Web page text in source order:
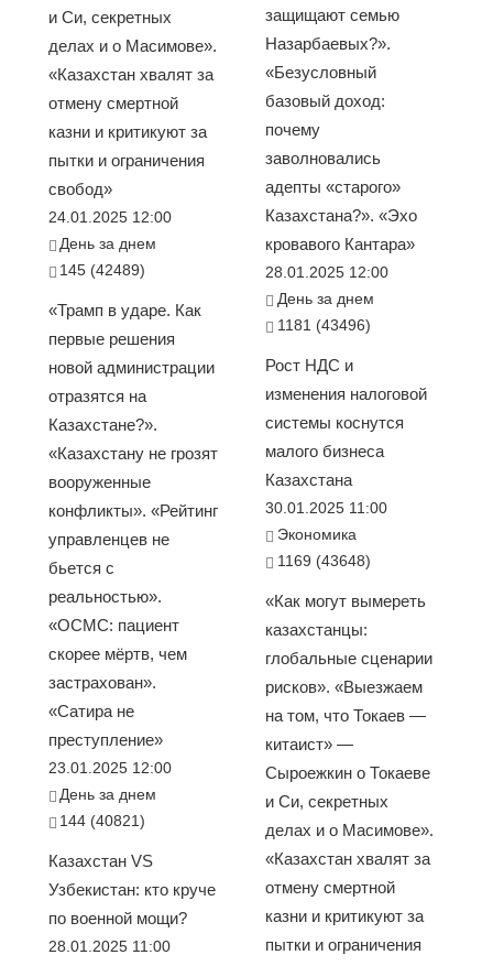
и Си, секретных
делах и о Масимове».
«Казахстан хвалят за
отмену смертной
казни и критикуют за
пытки и ограничения
свобод»
24.01.2025 12:00
День за днем
145 (42489)
«Трамп в ударе. Как
первые решения
новой администрации
отразятся на
Казахстане?».
«Казахстану не грозят
вооруженные
конфликты». «Рейтинг
управленцев не
бьется с
реальностью».
«ОСМС: пациент
скорее мёртв, чем
застрахован».
«Сатира не
преступление»
23.01.2025 12:00
День за днем
144 (40821)
Казахстан VS
Узбекистан: кто круче
по военной мощи?
28.01.2025 11:00
защищают семью
Назарбаевых?».
«Безусловный
базовый доход:
почему
заволновались
адепты «старого»
Казахстана?». «Эхо
кровавого Кантара»
28.01.2025 12:00
День за днем
1181 (43496)
Рост НДС и
изменения налоговой
системы коснутся
малого бизнеса
Казахстана
30.01.2025 11:00
Экономика
1169 (43648)
«Как могут вымереть
казахстанцы:
глобальные сценарии
рисков». «Выезжаем
на том, что Токаев —
китаист» —
Сыроежкин о Токаеве
и Си, секретных
делах и о Масимове».
«Казахстан хвалят за
отмену смертной
казни и критикуют за
пытки и ограничения